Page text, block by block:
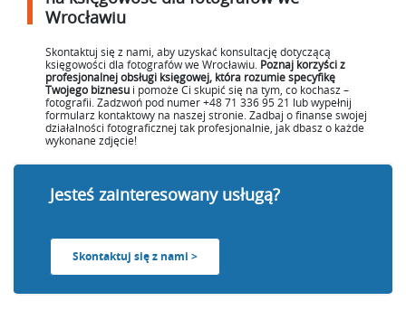
Wrocławiu
Skontaktuj się z nami, aby uzyskać konsultację dotyczącą
księgowości dla fotografów we Wrocławiu. Poznaj korzyści z
profesjonalnej obsługi księgowej, która rozumie specyfikę
Twojego biznesu i pomoże Ci skupić się na tym, co kochasz –
fotografii. Zadzwoń pod numer +48 71 336 95 21 lub wypełnij
formularz kontaktowy na naszej stronie. Zadbaj o finanse swojej
działalności fotograficznej tak profesjonalnie, jak dbasz o każde
wykonane zdjęcie!
Jesteś zainteresowany usługą?
Skontaktuj się z nami >